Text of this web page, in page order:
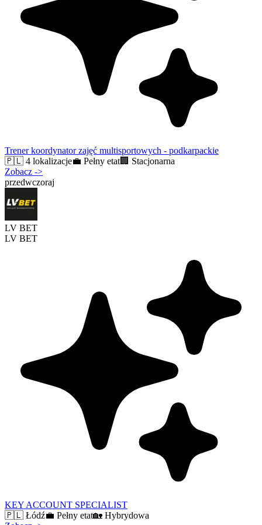
Trener koordynator zajęć multisportowych - podkarpackie
🇵🇱 4 lokalizacje💼 Pełny etat🏢 Stacjonarna
Zobacz ->
przedwczoraj
LV BET
LV BET
KEY ACCOUNT SPECIALIST
🇵🇱 Łódź💼 Pełny etat🏡 Hybrydowa